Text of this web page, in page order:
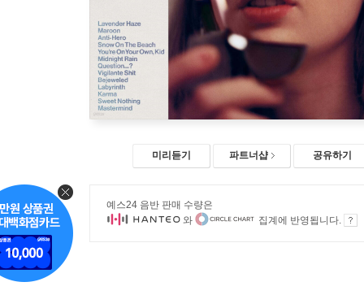
미리듣기 파트너샵 공유하기
예스24 음반 판매 수량은
와
집계에 반영됩니다.